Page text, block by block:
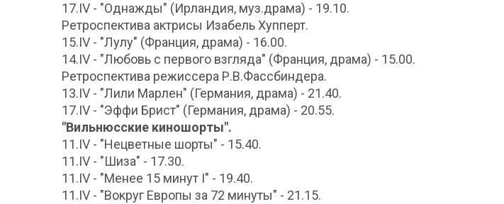
17.IV - "Однажды" (Ирландия, муз.драма) - 19.10.
Ретроспектива актрисы Изабель Хупперт.
15.IV - "Лулу" (Франция, драма) - 16.00.
14.IV - "Любовь с первого взгляда" (Франция, драма) - 15.00.
Ретроспектива режиссера Р.В.Фассбиндера.
13.IV - "Лили Марлен" (Германия, драма) - 21.40.
17.IV - "Эффи Брист" (Германия, драма) - 20.55.
"Вильнюсские киношорты".
11.IV - "Нецветные шорты" - 15.40.
11.IV - "Шиза" - 17.30.
11.IV - "Менее 15 минут I" - 19.40.
11.IV - "Вокруг Европы за 72 минуты" - 21.15.